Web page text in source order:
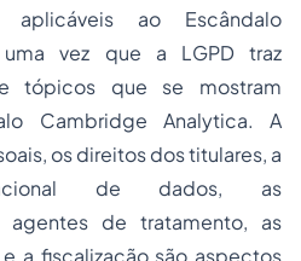
ao Escândalo
uma vez que a LGPD traz
tópicos que se mostram
Cambridge Analytica. A
os direitos dos titulares, a
de dados, as
agentes de tratamento, as